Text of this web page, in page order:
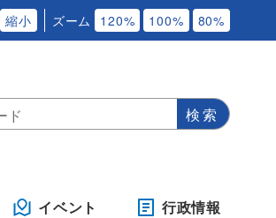
縮小 ズーム 120% 100% 80%
イベント 行政情報